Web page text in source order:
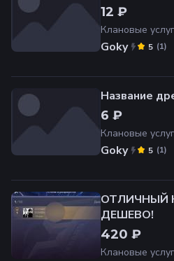
12 ₽
Клановые
Goky (1)
5
Название
6 ₽
Клановые
Goky (1)
5
ОТЛИЧНЫЙ
ДЕШЕВО!
420 ₽
Клановые